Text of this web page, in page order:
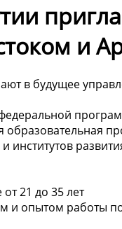
и
в будущее
образовательная
институтов
21 до 35 лет
и опытом работы